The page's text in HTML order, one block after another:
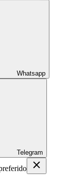
Whatsapp
Telegram